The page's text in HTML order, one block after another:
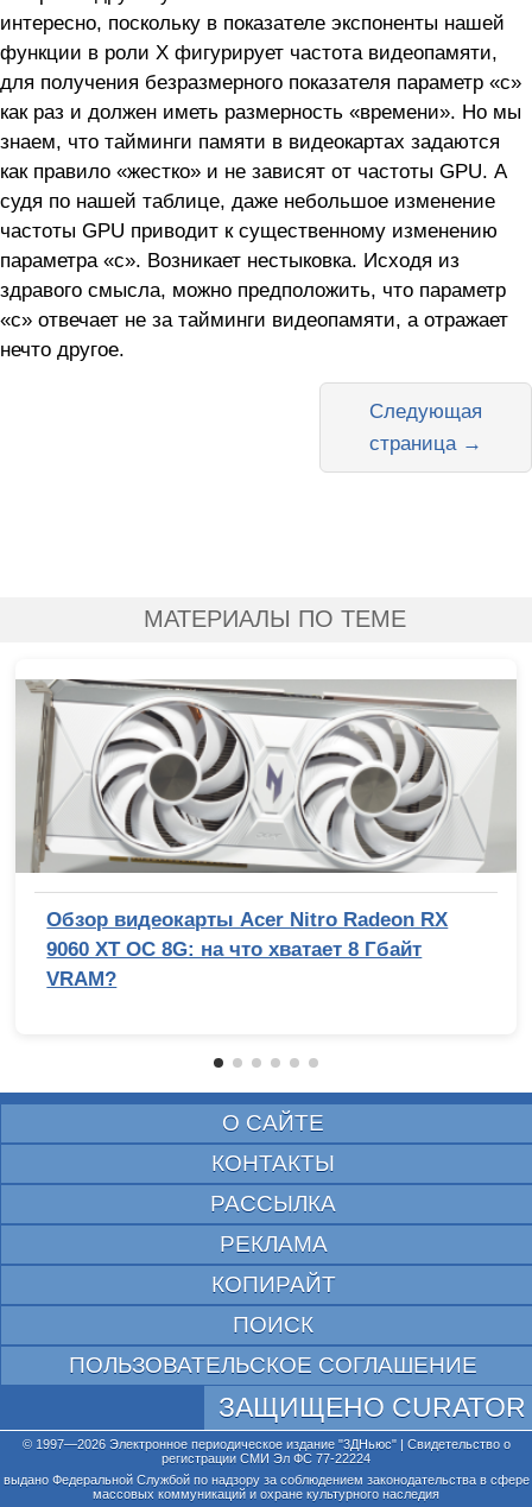
интересно, поскольку в показателе экспоненты нашей
функции в роли Х фигурирует частота видеопамяти,
для получения безразмерного показателя параметр «с»
как раз и должен иметь размерность «времени». Но мы
знаем, что тайминги памяти в видеокартах задаются
как правило «жестко» и не зависят от частоты GPU. А
судя по нашей таблице, даже небольшое изменение
частоты GPU приводит к существенному изменению
параметра «с». Возникает нестыковка. Исходя из
здравого смысла, можно предположить, что параметр
«с» отвечает не за тайминги видеопамяти, а отражает
нечто другое.
Следующая
страница →
МАТЕРИАЛЫ ПО ТЕМЕ
Обзор видеокарты Acer Nitro Radeon RX
9060 XT OC 8G: на что хватает 8 Гбайт
VRAM?
О САЙТЕ
КОНТАКТЫ
РАССЫЛКА
РЕКЛАМА
КОПИРАЙТ
ПОИСК
ПОЛЬЗОВАТЕЛЬСКОЕ СОГЛАШЕНИЕ
ЗАЩИЩЕНО CURATOR
© 1997—2026 Электронное периодическое издание "3ДНьюс" | Свидетельство о
регистрации СМИ Эл ФС 77-22224
выдано Федеральной Службой по надзору за соблюдением законодательства в сфере
массовых коммуникаций и охране культурного наследия